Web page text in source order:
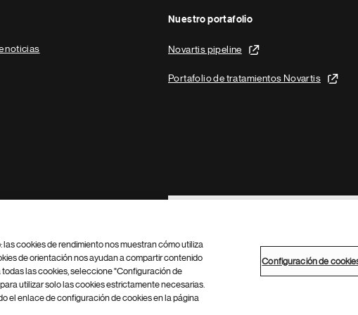
noticias
Nuestro portafolio
Novartis pipeline
Portafolio de tratamientos Novartis
Footer Site Search
Configuración de cookies Mapa del sitio
cookies de rendimiento nos muestran cómo utiliza
de orientación nos ayudan a compartir contenido
las cookies, seleccione "Configuración de
utilizar solo las cookies estrictamente necesarias.
el enlace de configuración de cookies en la página
Configuración de